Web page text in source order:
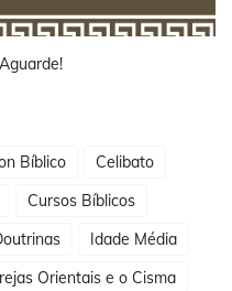
Bíblico
Celibato
Cursos Bíblicos
Idade Média
Orientais e o Cisma